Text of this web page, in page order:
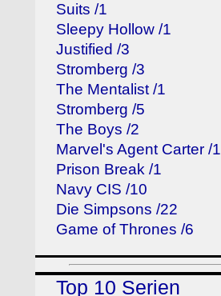
Suits /1
Sleepy Hollow /1
Justified /3
Stromberg /3
The Mentalist /1
Stromberg /5
The Boys /2
Marvel's Agent Carter /1
Prison Break /1
Navy CIS /10
Die Simpsons /22
Game of Thrones /6
Top 10 Serien